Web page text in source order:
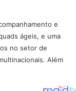
e
ágeis, e uma
no setor de
Além